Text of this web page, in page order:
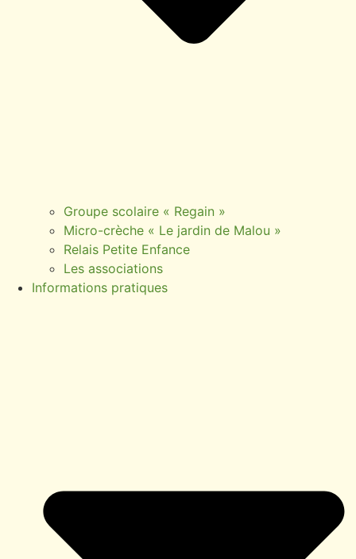
Groupe scolaire « Regain »
Micro-crèche « Le jardin de Malou »
Relais Petite Enfance
Les associations
Informations pratiques